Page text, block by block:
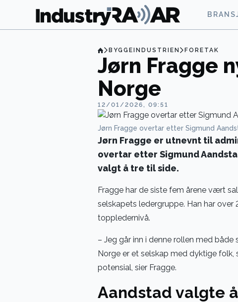
BYGGEINDUSTRIEN FORETAK
Jørn Fragge
Norge
12/01/2026, 09:51
Jørn Fragge overtar etter Sigmund
Jørn Fragge er utnevnt til
overtar etter Sigmund
valgt å tre til side.
Fragge har de siste fem årene vært
selskapets ledergruppe. Han har over
toppledernivå.
– Jeg går inn i denne rollen med
Norge er et selskap med dyktige
potensial, sier Fragge.
Aandstad valgte